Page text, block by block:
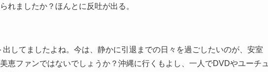
れましたか？ほんとに反吐が出る。
してましたよね。今は、静かに引退までの日々を過ごしたいのが、安室
恵ファンではないでしょうか？沖縄に行くもよし、一人でDVDやユーチ